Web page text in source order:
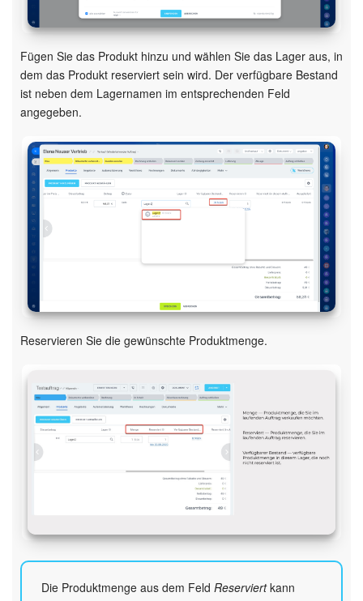
Videokonferenzen
Telefonie
Einstellungen
Bitrix24 Messenger
Allgemeine Fragen
On-Premise Version
LOGIN
Fügen Sie das Produkt hinzu und wählen Sie das Lager aus, in
dem das Produkt reserviert sein wird. Der verfügbare Bestand
ist neben dem Lagernamen im entsprechenden Feld
angegeben.
Reservieren Sie die gewünschte Produktmenge.
Die Produktmenge aus dem Feld Reserviertkann